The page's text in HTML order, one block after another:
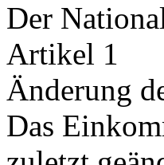
Der
Artikel 1
Änderung
Das